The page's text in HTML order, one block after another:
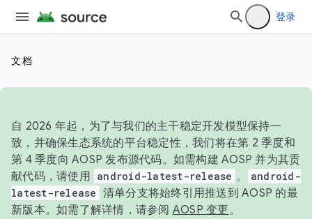
登录
文档
自 2026 年起，为了与我们的主干稳定开发模型保持一
致，并确保生态系统的平台稳定性，我们将在第 2 季度和
第 4 季度向 AOSP 发布源代码。如需构建 AOSP 并为其贡
献代码，请使用 android-latest-release 。
android-
latest-release 清单分支将始终引用推送到 AOSP 的最
新版本。如需了解详情，请参阅 AOSP 变更。